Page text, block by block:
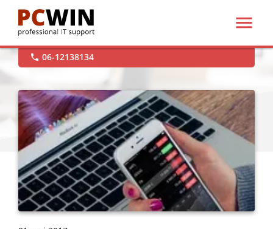

 support@pcwin.nl
 06-12138134